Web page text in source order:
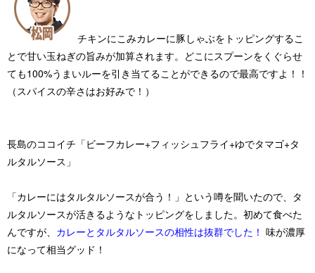
チキンにこみカレーに豚しゃぶをトッピングするこ
とで甘い玉ねぎの旨みが加算されます。 どこにスプーンをくぐらせ
ても100%うまいルーを引き当てることができるので最高ですよ！！
（スパイスの辛さはお好みで！）
長島のココイチ「ビーフカレー+フィッシュフライ+ゆでタマゴ+タ
ルタルソース」
「カレーにはタルタルソースが合う！」 という噂を聞いたので、タ
ルタルソースが活きるようなトッピングをしました。初めて食べた
んですが、 カレーとタルタルソースの相性は抜群でした！ 味が濃厚
になって相当グッド！